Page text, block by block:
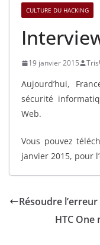
CULTURE DU HACKING
19 janvier 2015 Tris
Aujourd’hui,
sécurité
Web.
Vous pouvez
janvier 2015, pour
Résoudre
HTC